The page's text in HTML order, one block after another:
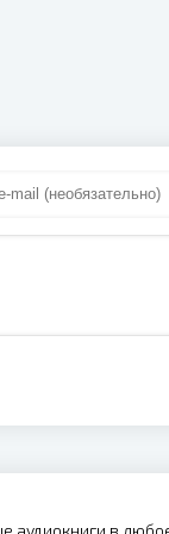
аудиокниги в